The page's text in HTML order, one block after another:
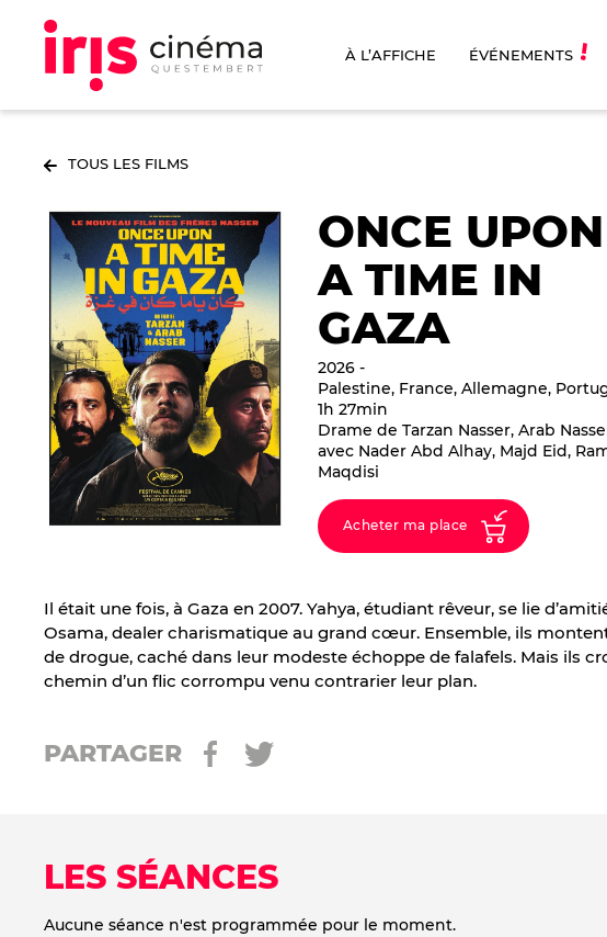
À L’AFFICHE ÉVÉNEMENTS
TOUS LES FILMS
ONCE UPON
A TIME IN
GAZA
2026
Palestine, France, Allemagne,
1h 27min
Drame de Tarzan Nasser, Arab
avec Nader Abd Alhay, Majd Eid,
Maqdisi
Acheter ma place
Il était une fois, à Gaza en 2007. Yahya, étudiant rêveur, se lie
Osama, dealer charismatique au grand cœur. Ensemble, ils
de drogue, caché dans leur modeste échoppe de falafels. Mais ils
chemin d’un flic corrompu venu contrarier leur plan.
PARTAGER
LES SÉANCES
Aucune séance n'est programmée pour le moment.